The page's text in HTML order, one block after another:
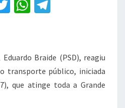
greve
T
te
r
W
s
A
p
gr
a
m
Braide (PSD), reagiu
transporte público, iniciada
que atinge toda a Grande